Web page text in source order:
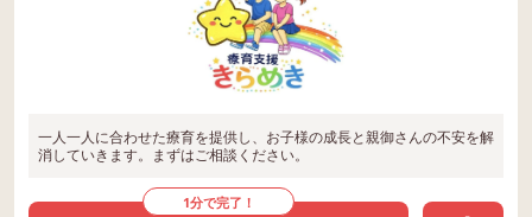
一人一人に合わせた療育を提供し、お子様の成長と親御さんの不安を解
消していきます。まずはご相談ください。
1分で完了！